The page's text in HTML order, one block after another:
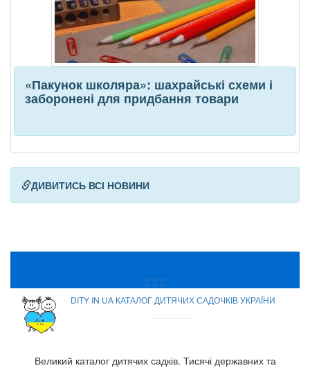
«Пакунок школяра»: шахрайські схеми і
заборонені для придбання товари
ДИВИТИСЬ ВСІ НОВИНИ
DITY IN UA КАТАЛОГ ДИТЯЧИХ САДОЧКІВ УКРАЇНИ
Великий каталог дитячих садків. Тисячі державних та